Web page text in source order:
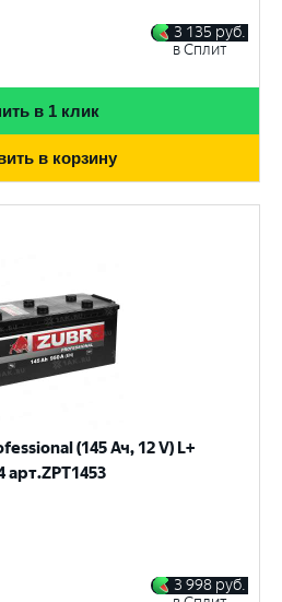
3 135 руб.
в Сплит
в 1 клик
в корзину
(145 Ач, 12 V) L+
арт.ZPT1453
3 998 руб.